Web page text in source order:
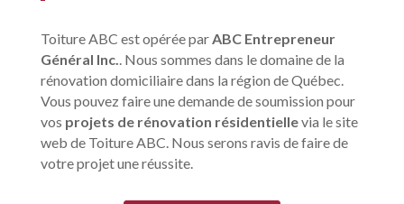
Toiture ABC est opérée parABC Entrepreneur
Général Inc.. Nous sommes dans le domaine de la
rénovation domiciliaire dans la région de Québec.
Vous pouvez faire une demande de soumission pour
vos projets de rénovation résidentiellevia le site
web de Toiture ABC. Nous serons ravis de faire de
votre projet une réussite.